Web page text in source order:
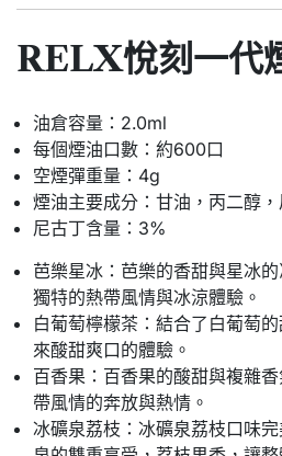
RELX悅刻一代
油倉容量：2.0ml
每個煙油口數：約600口
空煙彈重量：4g
煙油主要成分：甘油，丙二醇
尼古丁含量：3%
芭樂星冰：芭樂的香甜與星冰
獨特的熱帶風情與冰涼體驗。
白葡萄檸檬茶：結合了白葡萄
來酸甜爽口的體驗。
百香果：百香果的酸甜與複雜
帶風情的奔放與熱情。
冰礦泉荔枝：冰礦泉荔枝口味